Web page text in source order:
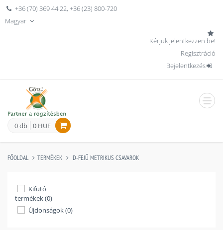
+36 (70) 369 44 22,+36 (23) 800-720
Magyar
Kérjük jelentkezzen be!
Regisztráció
Bejelentkezés
0 db 0 HUF
FŐOLDAL TERMÉKEK D-FEJŰ METRIKUS CSAVAROK
Kifutó
termékek (0)
Újdonságok (0)